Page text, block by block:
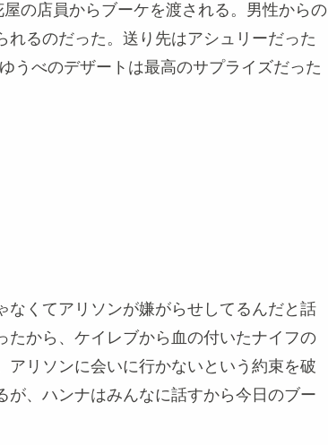
の店員からブーケを渡される。男性からの
るのだった。送り先はアシュリーだった
うべのデザートは最高のサプライズだった
くてアリソンが嫌がらせしてるんだと話
から、ケイレブから血の付いたナイフの
リソンに会いに行かないという約束を破
が、ハンナはみんなに話すから今日のブー